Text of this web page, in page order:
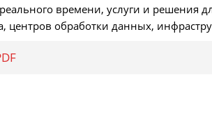
времени, услуги и решения
центров обработки данных,